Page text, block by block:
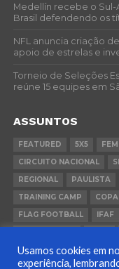
Medellín recebe o
Brasil defendendo os
NFL anuncia criação
apoio de estrelas e
Torneio de Seleções
reúne 15 equipes em
ASSUNTOS
FEATURED 5X5
CIRCUITO NACIONAL
REGIONAL
PAULISTA
TRAINING CAMP
FLAG FOOTBALL
IFAF
COPA BRASIL
PANAMÁ
Usamos cookies em
experiência,